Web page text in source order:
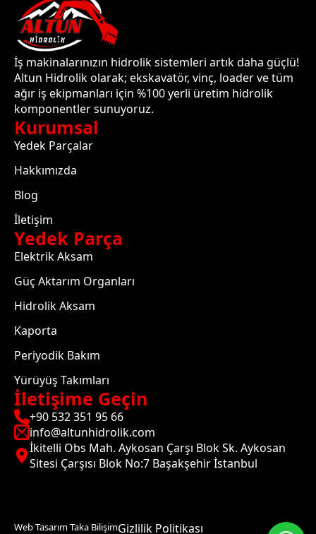
İş makinalarınızın hidrolik sistemleri artık daha güçlü!
Altun Hidrolik olarak; ekskavatör, vinç, loader ve tüm
ağır iş ekipmanları için %100 yerli üretim hidrolik
komponentler sunuyoruz.
Kurumsal
Yedek Parçalar
Hakkımızda
Blog
İletişim
Yedek Parça
Elektrik Aksam
Güç Aktarım Organları
Hidrolik Aksam
Kaporta
Periyodik Bakım
Yürüyüş Takımları
İletişime Geçin
+90 532 351 95 66
info@altunhidrolik.com
İkitelli Obs Mah. Aykosan Çarşı Blok Sk. Aykosan
Sitesi Çarşısı Blok No:7 Başakşehir İstanbul
Web Tasarım Taka BilişimGizlilik Politikası